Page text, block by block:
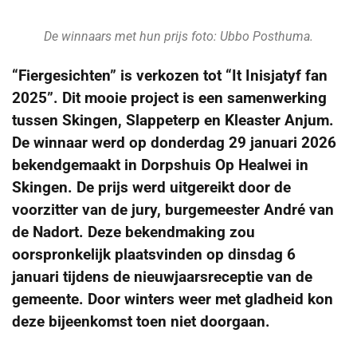
De winnaars met hun prijs foto: Ubbo Posthuma.
“Fiergesichten” is verkozen tot “It Inisjatyf fan
2025”. Dit mooie project is een samenwerking
tussen Skingen, Slappeterp en Kleaster Anjum.
De winnaar werd op donderdag 29 januari 2026
bekendgemaakt in Dorpshuis Op Healwei in
Skingen. De prijs werd uitgereikt door de
voorzitter van de jury, burgemeester André van
de Nadort. Deze bekendmaking zou
oorspronkelijk plaatsvinden op dinsdag 6
januari tijdens de nieuwjaarsreceptie van de
gemeente. Door winters weer met gladheid kon
deze bijeenkomst toen niet doorgaan.